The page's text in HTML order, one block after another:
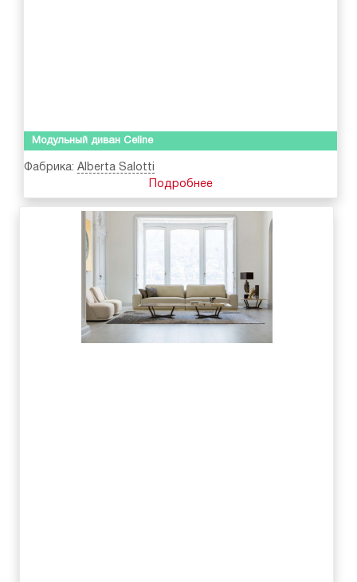
Модульный диван Celine
Фабрика: Alberta Salotti
Подробнее